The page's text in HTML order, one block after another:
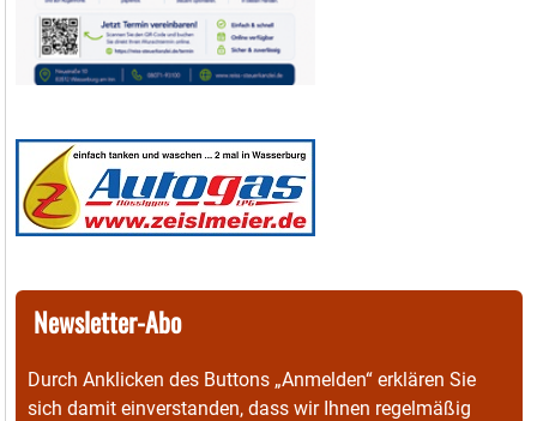
Newsletter-Abo
Durch Anklicken des Buttons „Anmelden“ erklären Sie
sich damit einverstanden, dass wir Ihnen regelmäßig